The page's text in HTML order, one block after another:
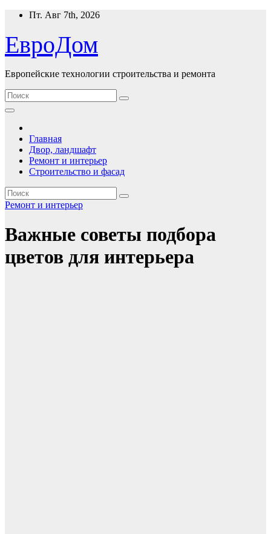
Перейти
содержимому
Пт. Авг 7th, 2026
ЕвроДом
Европейские технологии строительства и ремонта
Главная
Двор, ландшафт
Ремонт и интерьер
Строительство и фасад
Ремонт и интерьер
Важные советы подбора
цветов для интерьера